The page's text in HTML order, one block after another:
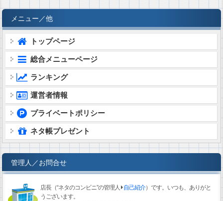
メニュー／他
トップページ
総合メニューページ
ランキング
運営者情報
プライベートポリシー
ネタ帳プレゼント
管理人／お問合せ
店長（“ネタのコンビニ”の管理人 自己紹介）です。いつも、ありがと
うございます。